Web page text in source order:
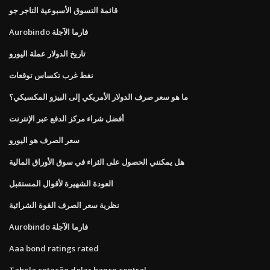
قائمة التسوق الأسبوعية التاجر جو
Aurobindo فارما الآجلة
تاريخ الدولار عملة اليورو
نفط غرب تكساس توقعات
ما هو سعر صرف الدولار الأمريكي إلى البيزو المكسيكي؟
أفضل شراء مركز الدفع عبر الإنترنت
سعر الصرف هو اليورو
هل يمكنني الحصول على الثراء في سوق الأوراق المالية
العودة الشهيرة لأقوال المستقبل
نظرية سعر الصرف القوة الشرائية
Aurobindo فارما الآجلة
Aaa bond ratings rated